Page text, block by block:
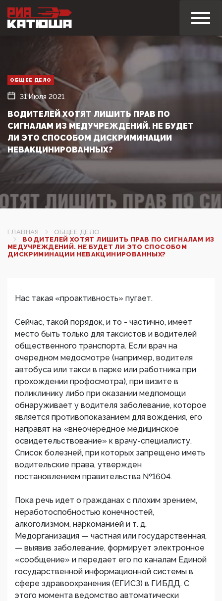
ОБЩЕЕ ДЕЛО
31 Июля 2021
ВОДИТЕЛЕЙ ХОТЯТ ЛИШИТЬ ПРАВ ПО
СИГНАЛАМ ИЗ МЕДУЧРЕЖДЕНИЙ. НЕ БУДЕТ
ЛИ ЭТО СПОСОБОМ ДИСКРИМИНАЦИИ
НЕВАКЦИНИРОВАННЫХ?
ГЛАВНАЯ
ОБЩЕЕ ДЕЛО
ВОДИТЕЛЕЙ ХОТЯТ ЛИШИТЬ ПРАВ ПО СИГНАЛАМ ИЗ
МЕДУЧРЕЖДЕНИЙ. НЕ БУДЕТ ЛИ ЭТО СПОСОБОМ
ДИСКРИМИНАЦИИ НЕВАКЦИНИРОВАННЫХ?
Нас такая «проактивность» пугает.
Сейчас, такой порядок, и то - частично, имеет
место быть только для таксистов и водителей
общественного транспорта. Если врач на
очередном медосмотре (например, водителя
автобуса или такси в парке или работника при
прохождении профосмотра), при визите в
поликлинику либо при оказании медпомощи
обнаруживает у водителя заболевание, которое
является противопоказанием для вождения, его
направят на «внеочередное медицинское
освидетельствование» к врачу-специалисту.
Список болезней, при которых запрещено иметь
водительские права, утвержден
постановлением правительства №1604.
Пока речь идет о гражданах с плохим зрением,
неработоспобностью конечностей,
алкоголизмом, наркоманией и т. д.
Медорганизация — частная или государственная,
— выявив заболевание, формирует электронное
«сообщение» и передает его по каналам Единой
государственной информационной системы в
сфере здравоохранения (ЕГИСЗ) в ГИБДД. С
этого момента ведомство автоматически